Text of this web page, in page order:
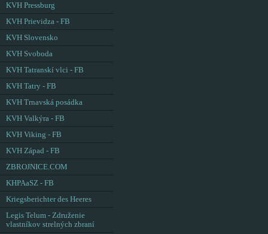
KVH Pressburg
KVH Prievidza - FB
KVH Slovensko
KVH Svoboda
KVH Tatranskí vlci - FB
KVH Tatry - FB
KVH Trnavská posádka
KVH Valkýra - FB
KVH Viking - FB
KVH Západ - FB
ZBROJNICE.COM
KHPAaSZ - FB
Kriegsberichter des Heeres
Legis Telum - Združenie
vlastníkov strelných zbraní